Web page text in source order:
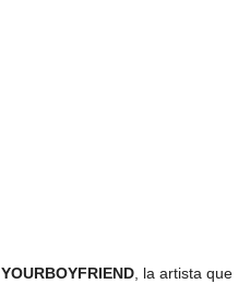
YOURBOYFRIEND, la artista que